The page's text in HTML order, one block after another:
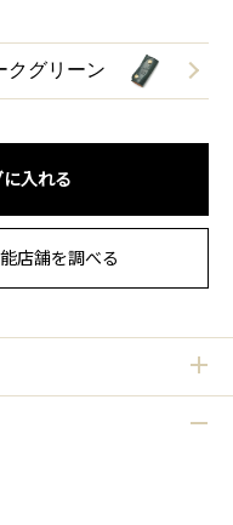
クグリーン
入れる
店舗を調べる